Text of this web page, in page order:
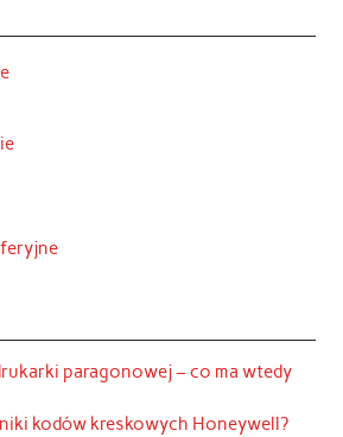
paragonowej – co ma wtedy
kodów kreskowych Honeywell?